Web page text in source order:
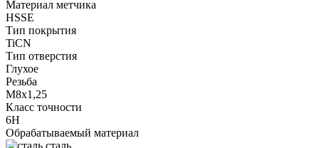
Материал метчика
HSSE
Тип покрытия
TiCN
Тип отверстия
Глухое
Резьба
M8x1,25
Класс точности
6H
Обрабатываемый материал
сталь